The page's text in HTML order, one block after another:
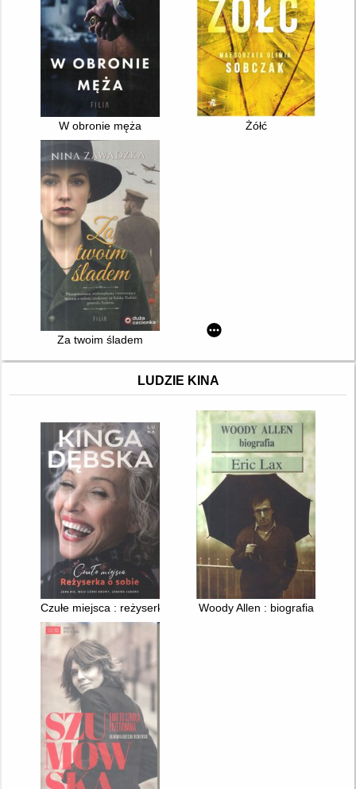
W obronie męża Żółć
Za twoim śladem
LUDZIE KINA
Czułe miejsca : reżyserka o sobieWoody Allen : biografia